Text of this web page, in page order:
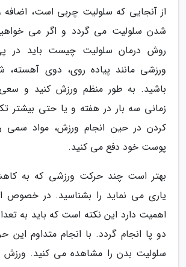
از آنجایی که سلولیت چربی است، اضافه
شدن سلولیت می گردد و اگر می خواهید
روش درمان سلولیت چیست باید در
ورزشی مانند پیاده روی، دوی آهسته،
باشید. به طور منظم ورزش کنید و
زمانی سه بار در هفته و یا حتی بیشتر
کردن در حین انجام ورزش، مواد سمی
پوست خود دفع می کنید.
بهتر است چند حرکت ورزشی که به
یاری می نماید را بشناسید. در خصوص
اهمیت دارد این نکته است که باید به
دو پا انجام گردد. با انجام متداوم این
سلولیت بدن را مشاهده می کنید.